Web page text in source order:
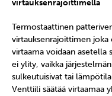
virtauksenrajoittimella
Termostaattinen
virtauksenrajoittimen
virtaama voidaan asetella
ei ylity, vaikka
sulkeutuisivat tai
Venttiili säätää virtaamaa